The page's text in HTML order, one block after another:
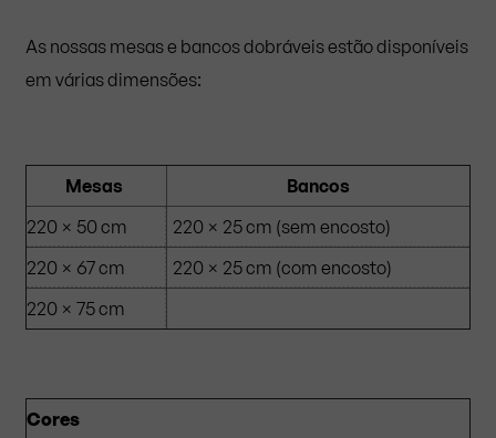
As nossas mesas e bancos dobráveis estão disponíveis
em várias dimensões:
Mesas
Bancos
220 × 50 cm
220 × 25 cm (sem encosto)
220 × 67 cm
220 × 25 cm (com encosto)
220 × 75 cm
Cores